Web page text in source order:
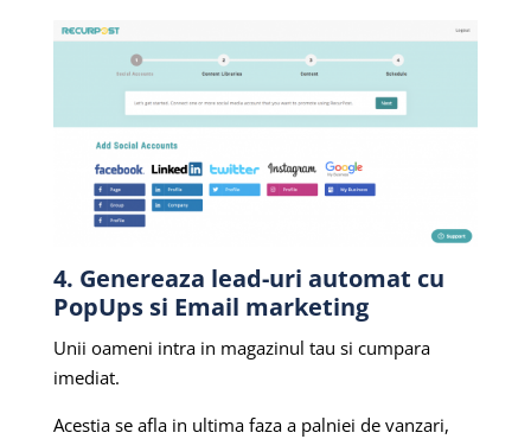
4. Genereaza lead-uri automat cu
PopUps si Email marketing
Unii oameni intra in magazinul tau si cumpara
imediat.
Acestia se afla in ultima faza a palniei de vanzari,